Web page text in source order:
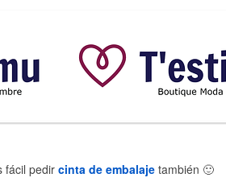
fácil pedir cinta de embalaje también 🙂